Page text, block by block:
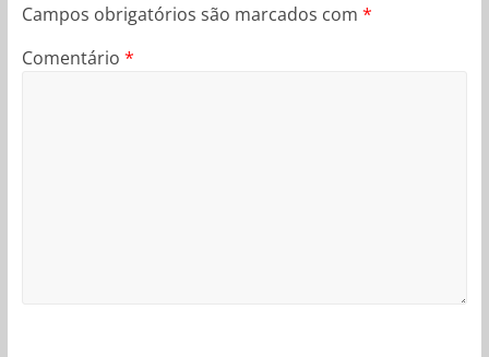
Campos obrigatórios são marcados com *
Comentário *